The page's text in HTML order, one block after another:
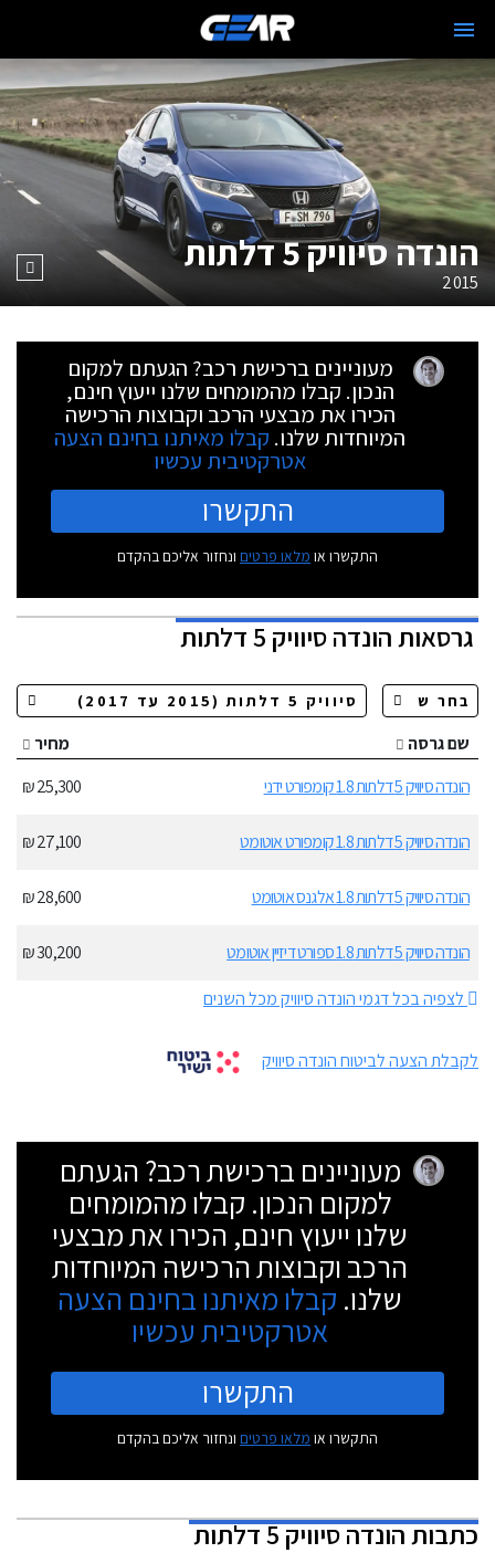
הונדה סיוויק 5 דלתות
2015
מעוניינים ברכישת רכב? הגעתם למקום
הנכון. קבלו מהמומחים שלנו ייעוץ חינם,
הכירו את מבצעי הרכב וקבוצות הרכישה
המיוחדות שלנו. קבלו מאיתנו בחינם הצעה
אטרקטיבית עכשיו
התקשרו
התקשרו או מלאו פרטים ונחזור אליכם בהקדם
גרסאותהונדה סיוויק 5 דלתות
שם גרסה
מחיר
הונדה סיוויק 5 דלתות 1.8 קומפורט ידני
25,300 ₪
הונדה סיוויק 5 דלתות 1.8 קומפורט אוטומט 27,100 ₪
הונדה סיוויק 5 דלתות 1.8 אלגנס אוטומט 28,600 ₪
הונדה סיוויק 5 דלתות 1.8 ספורט דיזיין אוטומט
30,200 ₪
לצפיה בכל דגמי הונדה סיוויק מכל השנים
לקבלת הצעה לביטוח הונדה סיוויק
מעוניינים ברכישת רכב? הגעתם
למקום הנכון. קבלו מהמומחים
שלנו ייעוץ חינם, הכירו את מבצעי
הרכב וקבוצות הרכישה המיוחדות
שלנו. קבלו מאיתנו בחינם הצעה
אטרקטיבית עכשיו
התקשרו
התקשרו או מלאו פרטים ונחזור אליכם בהקדם
כתבותהונדה סיוויק 5 דלתות